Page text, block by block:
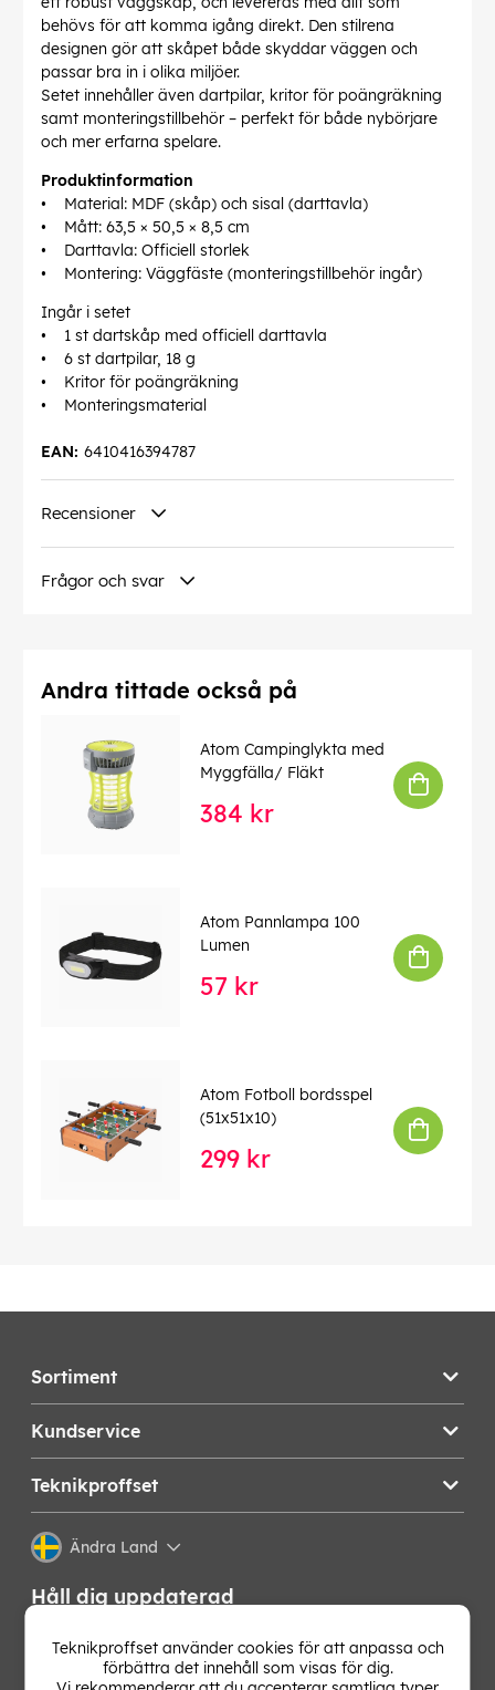
behövs för att komma igång direkt. Den stilrena
designen gör att skåpet både skyddar väggen och
passar bra in i olika miljöer.
Setet innehåller även dartpilar, kritor för poängräkning
samt monteringstillbehör – perfekt för både nybörjare
och mer erfarna spelare.
Produktinformation
• Material: MDF (skåp) och sisal (darttavla)
• Mått: 63,5 × 50,5 × 8,5 cm
• Darttavla: Officiell storlek
• Montering: Väggfäste (monteringstillbehör ingår)
Ingår i setet
• 1 st dartskåp med officiell darttavla
• 6 st dartpilar, 18 g
• Kritor för poängräkning
• Monteringsmaterial
6410416394787
EAN:
Recensioner
Frågor och svar
Andra tittade också på
Atom Campinglykta med
Myggfälla/ Fläkt
384 kr
Atom Pannlampa 100
Lumen
57 kr
Atom Fotboll bordsspel
(51x51x10)
299 kr
Sortiment
Kundservice
Teknikproffset
Ändra Land
Håll dig uppdaterad
Få de senaste nyheterna, hetaste erbjudandena och
bästa tipsen från oss direkt i din mejlkorg. Signa upp på
vårt nyhetsbrev!
Teknikproffset använder cookies för att anpassa och
förbättra det innehåll som visas för dig.